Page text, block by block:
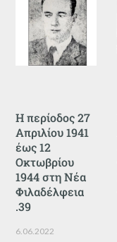
Η περίοδος 27
Απριλίου 1941
έως 12
Οκτωβρίου
1944 στη Νέα
Φιλαδέλφεια
.39
6.06.2022